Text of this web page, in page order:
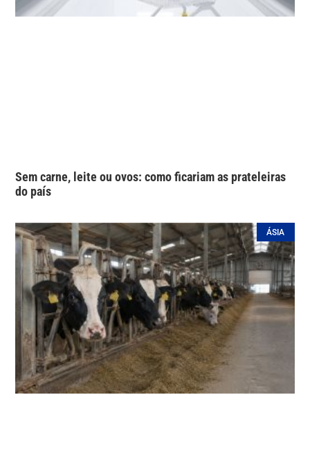
Sem carne, leite ou ovos: como ficariam as prateleiras
do país
ÁSIA